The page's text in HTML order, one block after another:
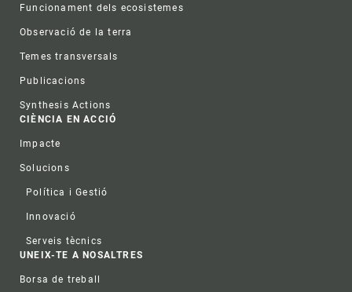
Funcionament dels ecosistemes
Observació de la terra
Temes transversals
Publicacions
Synthesis Actions
CIÈNCIA EN ACCIÓ
Impacte
Solucions
Política i Gestió
Innovació
Serveis tècnics
UNEIX-TE A NOSALTRES
Borsa de treball